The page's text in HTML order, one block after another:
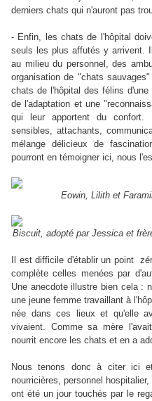
derniers chats qui n'auront pas
- Enfin, les chats de l'hôpital
seuls les plus affutés y arrivent.
au milieu du personnel, des
organisation de "chats
chats de l'hôpital des félins
de l'adaptation et une
qui leur apportent du
sensibles, attachants,
mélange délicieux de
pourront en témoigner ici, nous
Eowin, Lilith et
Biscuit, adopté par Jessica et
Il est difficile d'établir un point
complète celles menées par
Une anecdote illustre bien cela :
une jeune femme travaillant à
née dans ces lieux et qu'elle
vivaient. Comme sa mère
nourrit encore les chats et en a
Nous tenons donc à citer ici
nourricières, personnel
ont été un jour touchés par le